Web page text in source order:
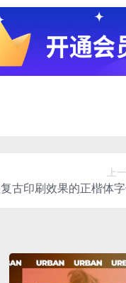
上
复古印刷效果的正楷体